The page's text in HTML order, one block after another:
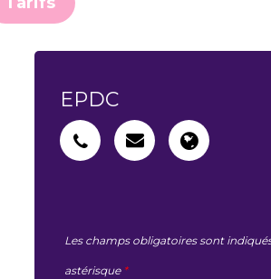
EPDC
Les champs obligatoires sont
astérisque *